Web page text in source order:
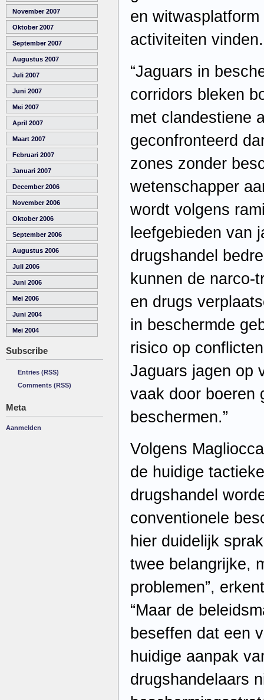
November 2007
Oktober 2007
September 2007
Augustus 2007
Juli 2007
Juni 2007
Mei 2007
April 2007
Maart 2007
Februari 2007
Januari 2007
December 2006
November 2006
Oktober 2006
September 2006
Augustus 2006
Juli 2006
Juni 2006
Mei 2006
Juni 2004
Mei 2004
Subscribe
Entries (RSS)
Comments (RSS)
Meta
Aanmelden
en
activiteiten
“Jaguars in
corridors bleken
met clandestiene
geconfronteerd
zones zonder
wetenschapper
wordt volgens
leefgebieden van
drugshandel
kunnen de narco-
en drugs
in beschermde
risico op
Jaguars jagen op
vaak door boeren
beschermen.”
Volgens
de huidige
drugshandel
conventionele
hier duidelijk
twee belangrijke,
problemen”,
“Maar de
beseffen dat een
huidige aanpak
drugshandelaars